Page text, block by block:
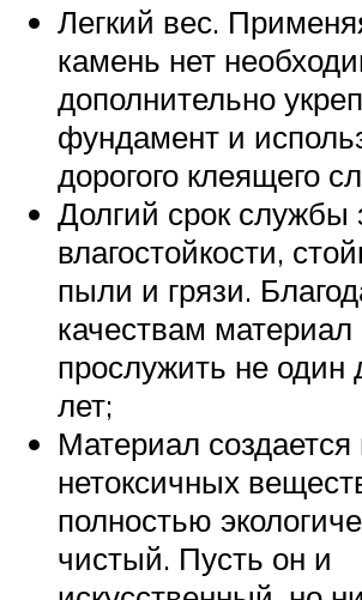
Легкий вес.
камень нет
дополнительно
фундамент и
дорогого клеящего
Долгий срок службы
влагостойкости,
пыли и грязи.
качествам материал
прослужить не один
лет;
Материал создается
нетоксичных
полностью
чистый. Пусть он и